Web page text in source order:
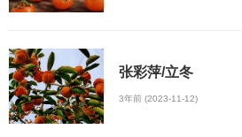
张彩萍/立冬
3年前 (2023-11-12)